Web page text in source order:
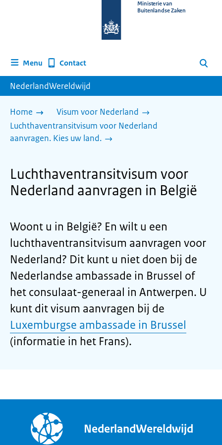
homepage
Ministerie van
Buitenlandse Zaken
Menu Contact Zoeken
NederlandWereldwijd
Home
Visum voor Nederland
Luchthaventransitvisum voor Nederland
aanvragen. Kies uw land.
Luchthaventransitvisum voor
Nederland aanvragen in België
Woont u in België? En wilt u een
luchthaventransitvisum aanvragen voor
Nederland? Dit kunt u niet doen bij de
Nederlandse ambassade in Brussel of
het consulaat-generaal in Antwerpen. U
kunt dit visum aanvragen bij de
Luxemburgse ambassade in Brussel
(informatie in het Frans).
NederlandWereldwijd